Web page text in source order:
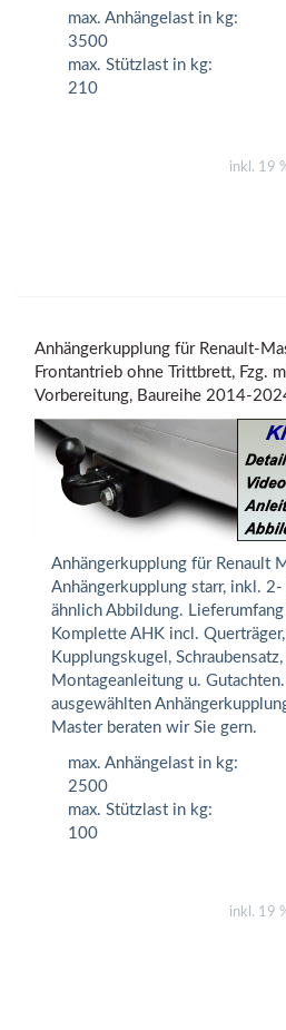
max. Anhängelast in kg:
3500
max. Stützlast in kg:
210
inkl. 19
Anhängerkupplung für Renault-
Frontantrieb ohne Trittbrett, Fzg.
Vorbereitung, Baureihe 2014-
Anhängerkupplung für Renault
Anhängerkupplung starr, inkl. 2-
ähnlich Abbildung.
Komplette AHK incl.
Kupplungskugel,
Montageanleitung u.
ausgewählten
Master beraten wir Sie gern.
max. Anhängelast in kg:
2500
max. Stützlast in kg:
100
inkl. 19